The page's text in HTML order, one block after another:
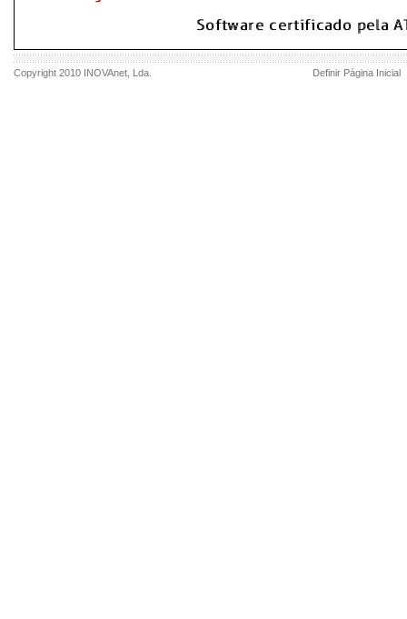
Copyright 2010 INOVAnet , Lda. Definir Página Inicial